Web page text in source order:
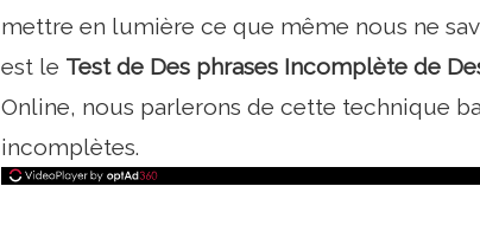
mettre en lumière ce que même nous ne
est le Test de Des phrases Incomplète de
Online, nous parlerons de cette technique
incomplètes.